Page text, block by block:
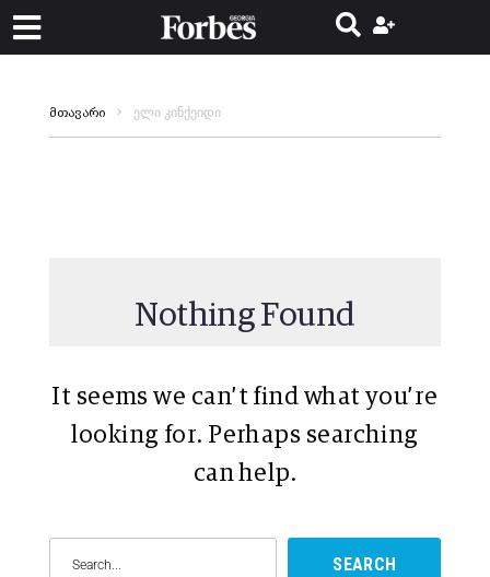
მთავარი ელი კინქეიდი
Nothing Found
It seems we can’t find what you’re
looking for. Perhaps searching
can help.
SEARCH